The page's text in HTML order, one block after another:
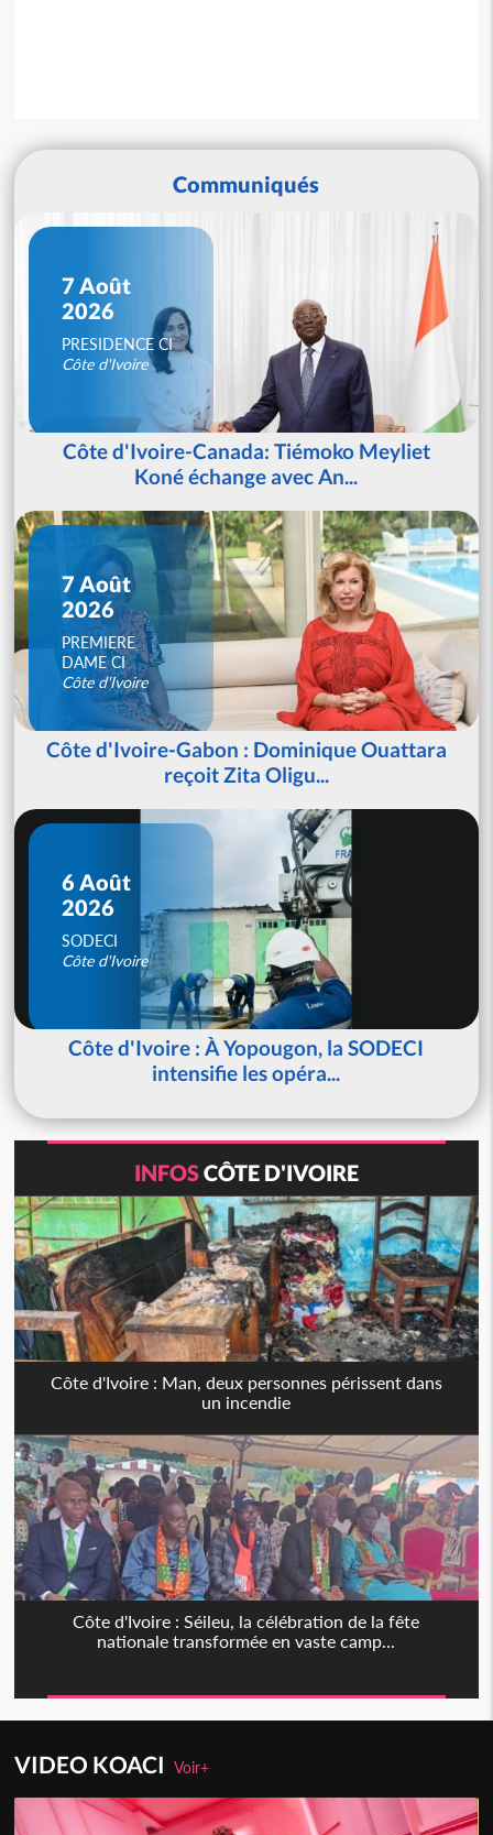
Communiqués
7 Août
2026
PRESIDENCE CI
Côte d'Ivoire
Côte d'Ivoire-Canada: Tiémoko Meyliet
Koné échange avec An...
7 Août
2026
PREMIERE
DAME CI
Côte d'Ivoire
Côte d'Ivoire-Gabon : Dominique Ouattara
reçoit Zita Oligu...
6 Août
2026
SODECI
Côte d'Ivoire
Côte d'Ivoire : À Yopougon, la SODECI
intensifie les opéra...
INFOSCÔTE D'IVOIRE
Côte d'Ivoire : Man, deux personnes périssent dans
un incendie
Côte d'Ivoire : Séileu, la célébration de la fête
nationale transformée en vaste camp...
VIDEO KOACIVoir+